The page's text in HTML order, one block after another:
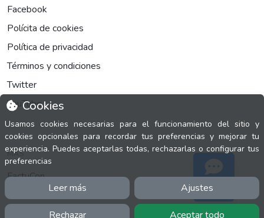
Cookies
Usamos cookies necesarias para el funcionamiento del sitio y
cookies opcionales para recordar tus preferencias y mejorar tu
experiencia. Puedes aceptarlas todas, rechazarlas o configurar tus
preferencias
Leer más Ajustes
Rechazar Aceptar todo
Facebook
Polícita de cookies
Política de privacidad
Términos y condiciones
Twitter
YouTube
MÁS
FactuCon
Normativa de facturación
Programa de Partners
Soporte